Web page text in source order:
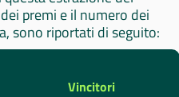
premi e il numero dei
sono riportati di seguito:
Vincitori